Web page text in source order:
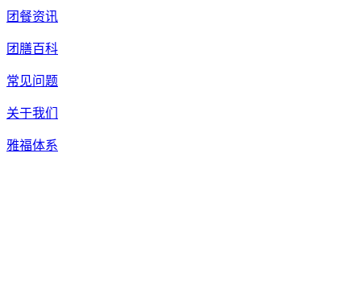
团餐资讯
团膳百科
常见问题
关于我们
雅福体系